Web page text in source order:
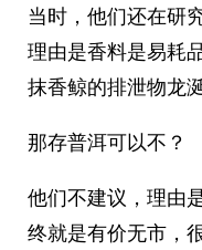
当时，他们还在研
理由是香料是易耗
抹香鲸的排泄物龙涎
那存普洱可以不？
他们不建议，理由
终就是有价无市，